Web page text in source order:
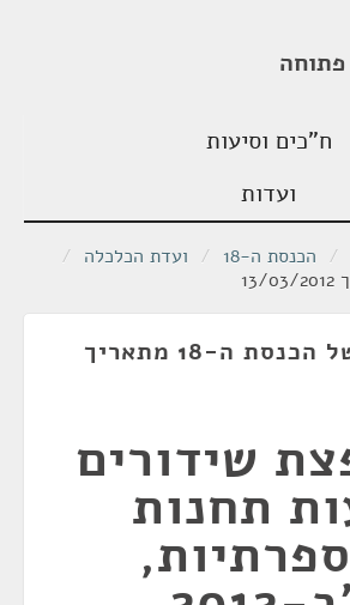
ח"כים וסיעות
ועדות
/ הכנסת ה-18 / ועדת הכלכלה /
ישיבת ועדה של הכנסת ה-18 מתאריך
שידורים
תחנות